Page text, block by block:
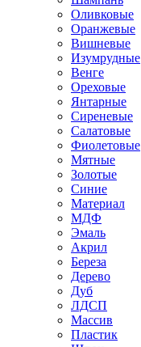
Оливковые
Оранжевые
Вишневые
Изумрудные
Венге
Ореховые
Янтарные
Сиреневые
Салатовые
Фиолетовые
Мятные
Золотые
Синие
Материал
МДФ
Эмаль
Акрил
Береза
Дерево
Дуб
ЛДСП
Массив
Пластик